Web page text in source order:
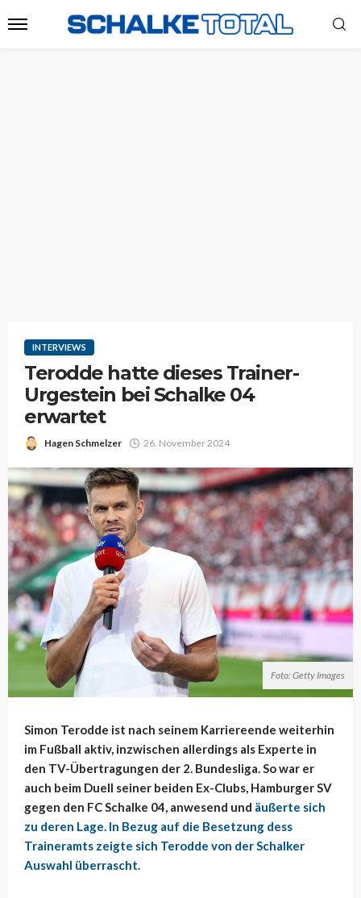
INTERVIEWS
Terodde hatte dieses Trainer-
Urgestein bei Schalke 04
erwartet
Hagen Schmelzer 26. November 2024
Foto: Getty Images
Simon Terodde ist nach seinem Karriereende weiterhin
im Fußball aktiv, inzwischen allerdings als Experte in
den TV-Übertragungen der 2. Bundesliga. So war er
auch beim Duell seiner beiden Ex-Clubs, Hamburger SV
gegen den FC Schalke 04, anwesend und äußerte sich
zu deren Lage. In Bezug auf die Besetzung dess
Traineramts zeigte sich Terodde von der Schalker
Auswahl überrascht.